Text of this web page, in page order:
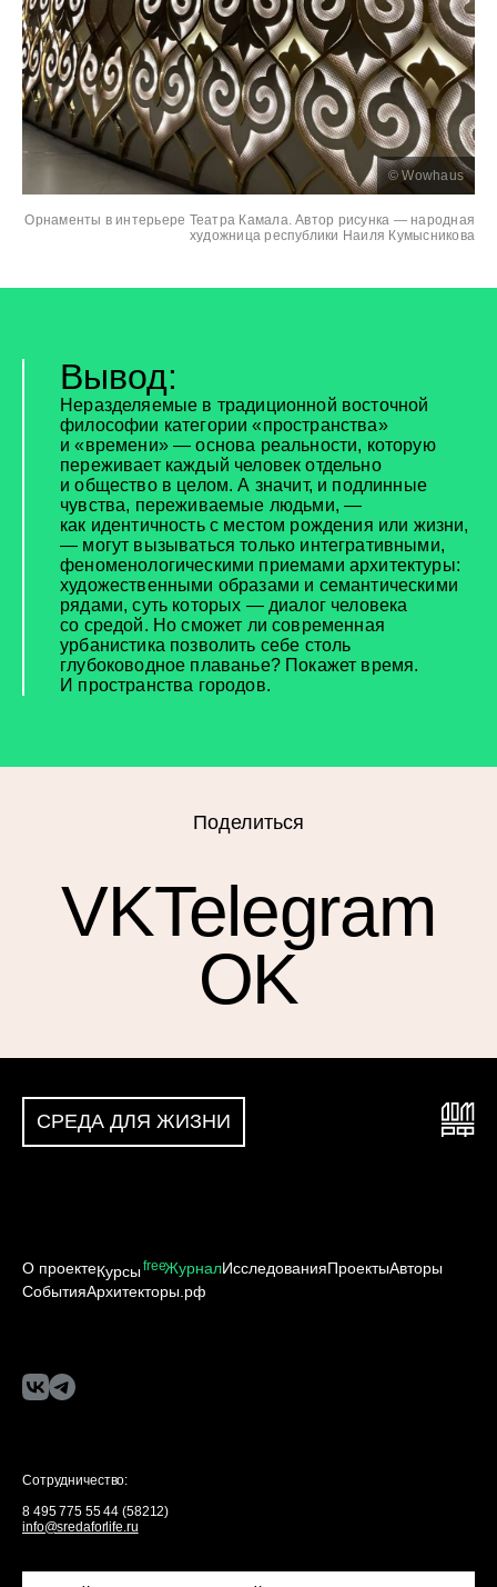
© Wowhaus
Орнаменты в интерьере Театра Камала. Автор рисунка — народная
художница республики Наиля Кумысникова
Вывод:
Неразделяемые в традиционной восточной
философии категории «пространства»
и «времени» — основа реальности, которую
переживает каждый человек отдельно
и общество в целом. А значит, и подлинные
чувства, переживаемые людьми, —
как идентичность с местом рождения или жизни,
— могут вызываться только интегративными,
феноменологическими приемами архитектуры:
художественными образами и семантическими
рядами, суть которых — диалог человека
со средой. Но сможет ли современная
урбанистика позволить себе столь
глубоководное плаванье? Покажет время.
И пространства городов.
Поделиться
VKTelegram
OK
СРЕДА ДЛЯ ЖИЗНИ
О проектеКурсыfreeЖурналИсследованияПроектыАвторы
СобытияАрхитекторы.рф
Сотрудничество:
8 495 775 55 44 (58212)
info@sredaforlife.ru